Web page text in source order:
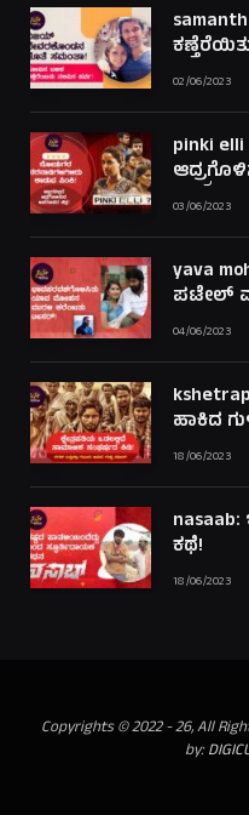
02/06/2023
pinki
03/06/2023
yava
ಪಟೇಲ್
04/06/2023
ಹಾಕಿದ
18/06/2023
ಕಥೆ!
18/06/2023
Copyrights © 2022 - 26, All
by: